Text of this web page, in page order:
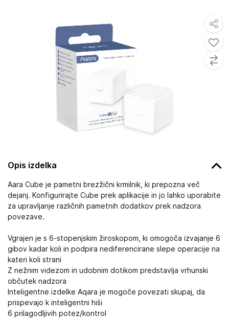
Opis izdelka
Aara Cube je pametni brezžični krmilnik, ki prepozna več
dejanj. Konfigurirajte Cube prek aplikacije in jo lahko uporabite
za upravljanje različnih pametnih dodatkov prek nadzora
povezave.
Vgrajen je s 6-stopenjskim žiroskopom, ki omogoča izvajanje 6
gibov kadar koli in podpira nediferencirane slepe operacije na
kateri koli strani
Z nežnim videzom in udobnim dotikom predstavlja vrhunski
občutek nadzora
Inteligentne izdelke Aqara je mogoče povezati skupaj, da
prispevajo k inteligentni hiši
6 prilagodljivih potez/kontrol